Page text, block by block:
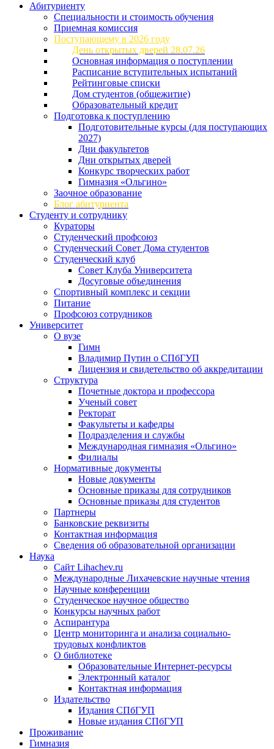
Абитуриенту
Специальности и стоимость обучения
Приемная комиссия
Поступающему в 2026 году
День открытых дверей 28.07.26
Основная информация о поступлении
Расписание вступительных испытаний
Рейтинговые списки
Дом студентов (общежитие)
Образовательный кредит
Подготовка к поступлению
Подготовительные курсы (для поступающих
2027)
Дни факультетов
Дни открытых дверей
Конкурс творческих работ
Гимназия «Ольгино»
Заочное образование
Блог абитуриента
Студенту и сотруднику
Кураторы
Студенческий профсоюз
Студенческий Совет Дома студентов
Студенческий клуб
Совет Клуба Университета
Досуговые объединения
Спортивный комплекс и секции
Питание
Профсоюз сотрудников
Университет
О вузе
Гимн
Владимир Путин о СПбГУП
Лицензия и свидетельство об аккредитации
Структура
Почетные доктора и профессора
Ученый совет
Ректорат
Факультеты и кафедры
Подразделения и службы
Международная гимназия «Ольгино»
Филиалы
Нормативные документы
Новые документы
Основные приказы для сотрудников
Основные приказы для студентов
Партнеры
Банковские реквизиты
Контактная информация
Сведения об образовательной организации
Наука
Сайт Lihachev.ru
Международные Лихачевские научные чтения
Научные конференции
Студенческое научное общество
Конкурсы научных работ
Аспирантура
Центр мониторинга и анализа социально-
трудовых конфликтов
О библиотеке
Образовательные Интернет-ресурсы
Электронный каталог
Контактная информация
Издательство
Издания СПбГУП
Новые издания СПбГУП
Проживание
Гимназия